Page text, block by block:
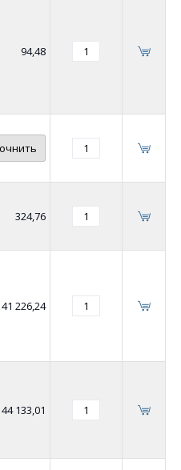
94,48
324,76
41 226,24
44 133,01